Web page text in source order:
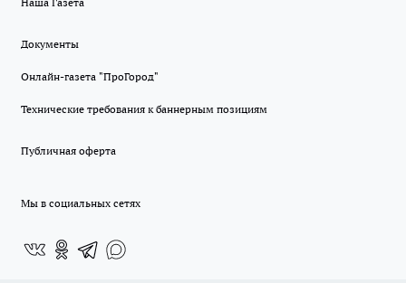
Документы
Онлайн-газета "ПроГород"
Технические требования к баннерным позициям
Публичная оферта
Мы в социальных сетях